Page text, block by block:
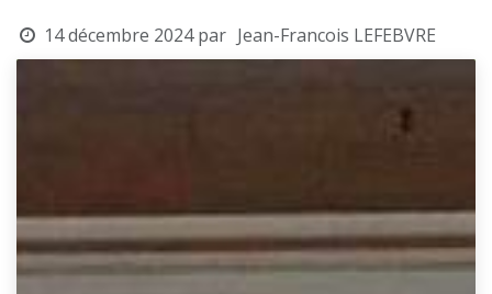
14 décembre 2024 par Jean-Francois LEFEBVRE